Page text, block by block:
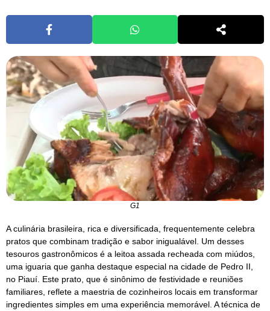
G1
A culinária brasileira, rica e diversificada, frequentemente celebra
pratos que combinam tradição e sabor inigualável. Um desses
tesouros gastronômicos é a leitoa assada recheada com miúdos,
uma iguaria que ganha destaque especial na cidade de Pedro II,
no Piauí. Este prato, que é sinônimo de festividade e reuniões
familiares, reflete a maestria de cozinheiros locais em transformar
ingredientes simples em uma experiência memorável. A técnica de